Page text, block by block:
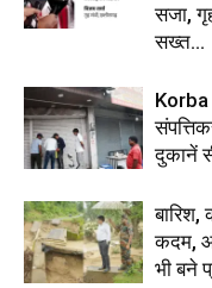
सजा,
सख्त...
Korba
दुकानें
कदम,
भी बने